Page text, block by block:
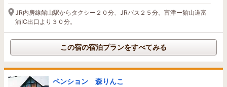
JR内房線館山駅からタクシー２０分、JRバス２５分。富津ー館山道富
浦IC出口より３０分。
この宿の宿泊プランをすべてみる
ペンション 森りんこ